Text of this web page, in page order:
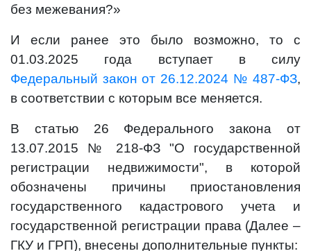
без межевания?»
И если ранее это было возможно, то с
01.03.2025 года вступает в силу
Федеральный закон от 26.12.2024 № 487-ФЗ,
в соответствии с которым все меняется.
В статью 26 Федерального закона от
13.07.2015 № 218-ФЗ "О государственной
регистрации недвижимости", в которой
обозначены причины приостановления
государственного кадастрового учета и
государственной регистрации права (Далее –
ГКУ и ГРП), внесены дополнительные пункты: